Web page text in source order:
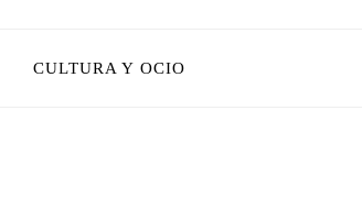
CULTURA Y OCIO